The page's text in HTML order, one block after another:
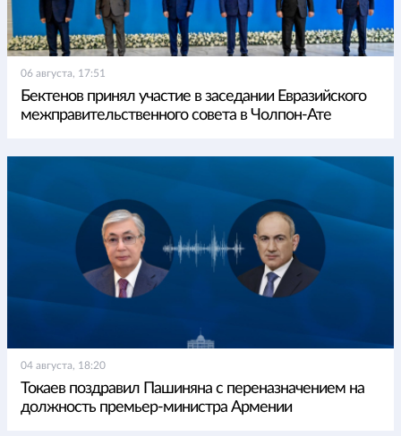
06 августа, 17:51
Бектенов принял участие в заседании Евразийского
межправительственного совета в Чолпон-Ате
04 августа, 18:20
Токаев поздравил Пашиняна с переназначением на
должность премьер-министра Армении